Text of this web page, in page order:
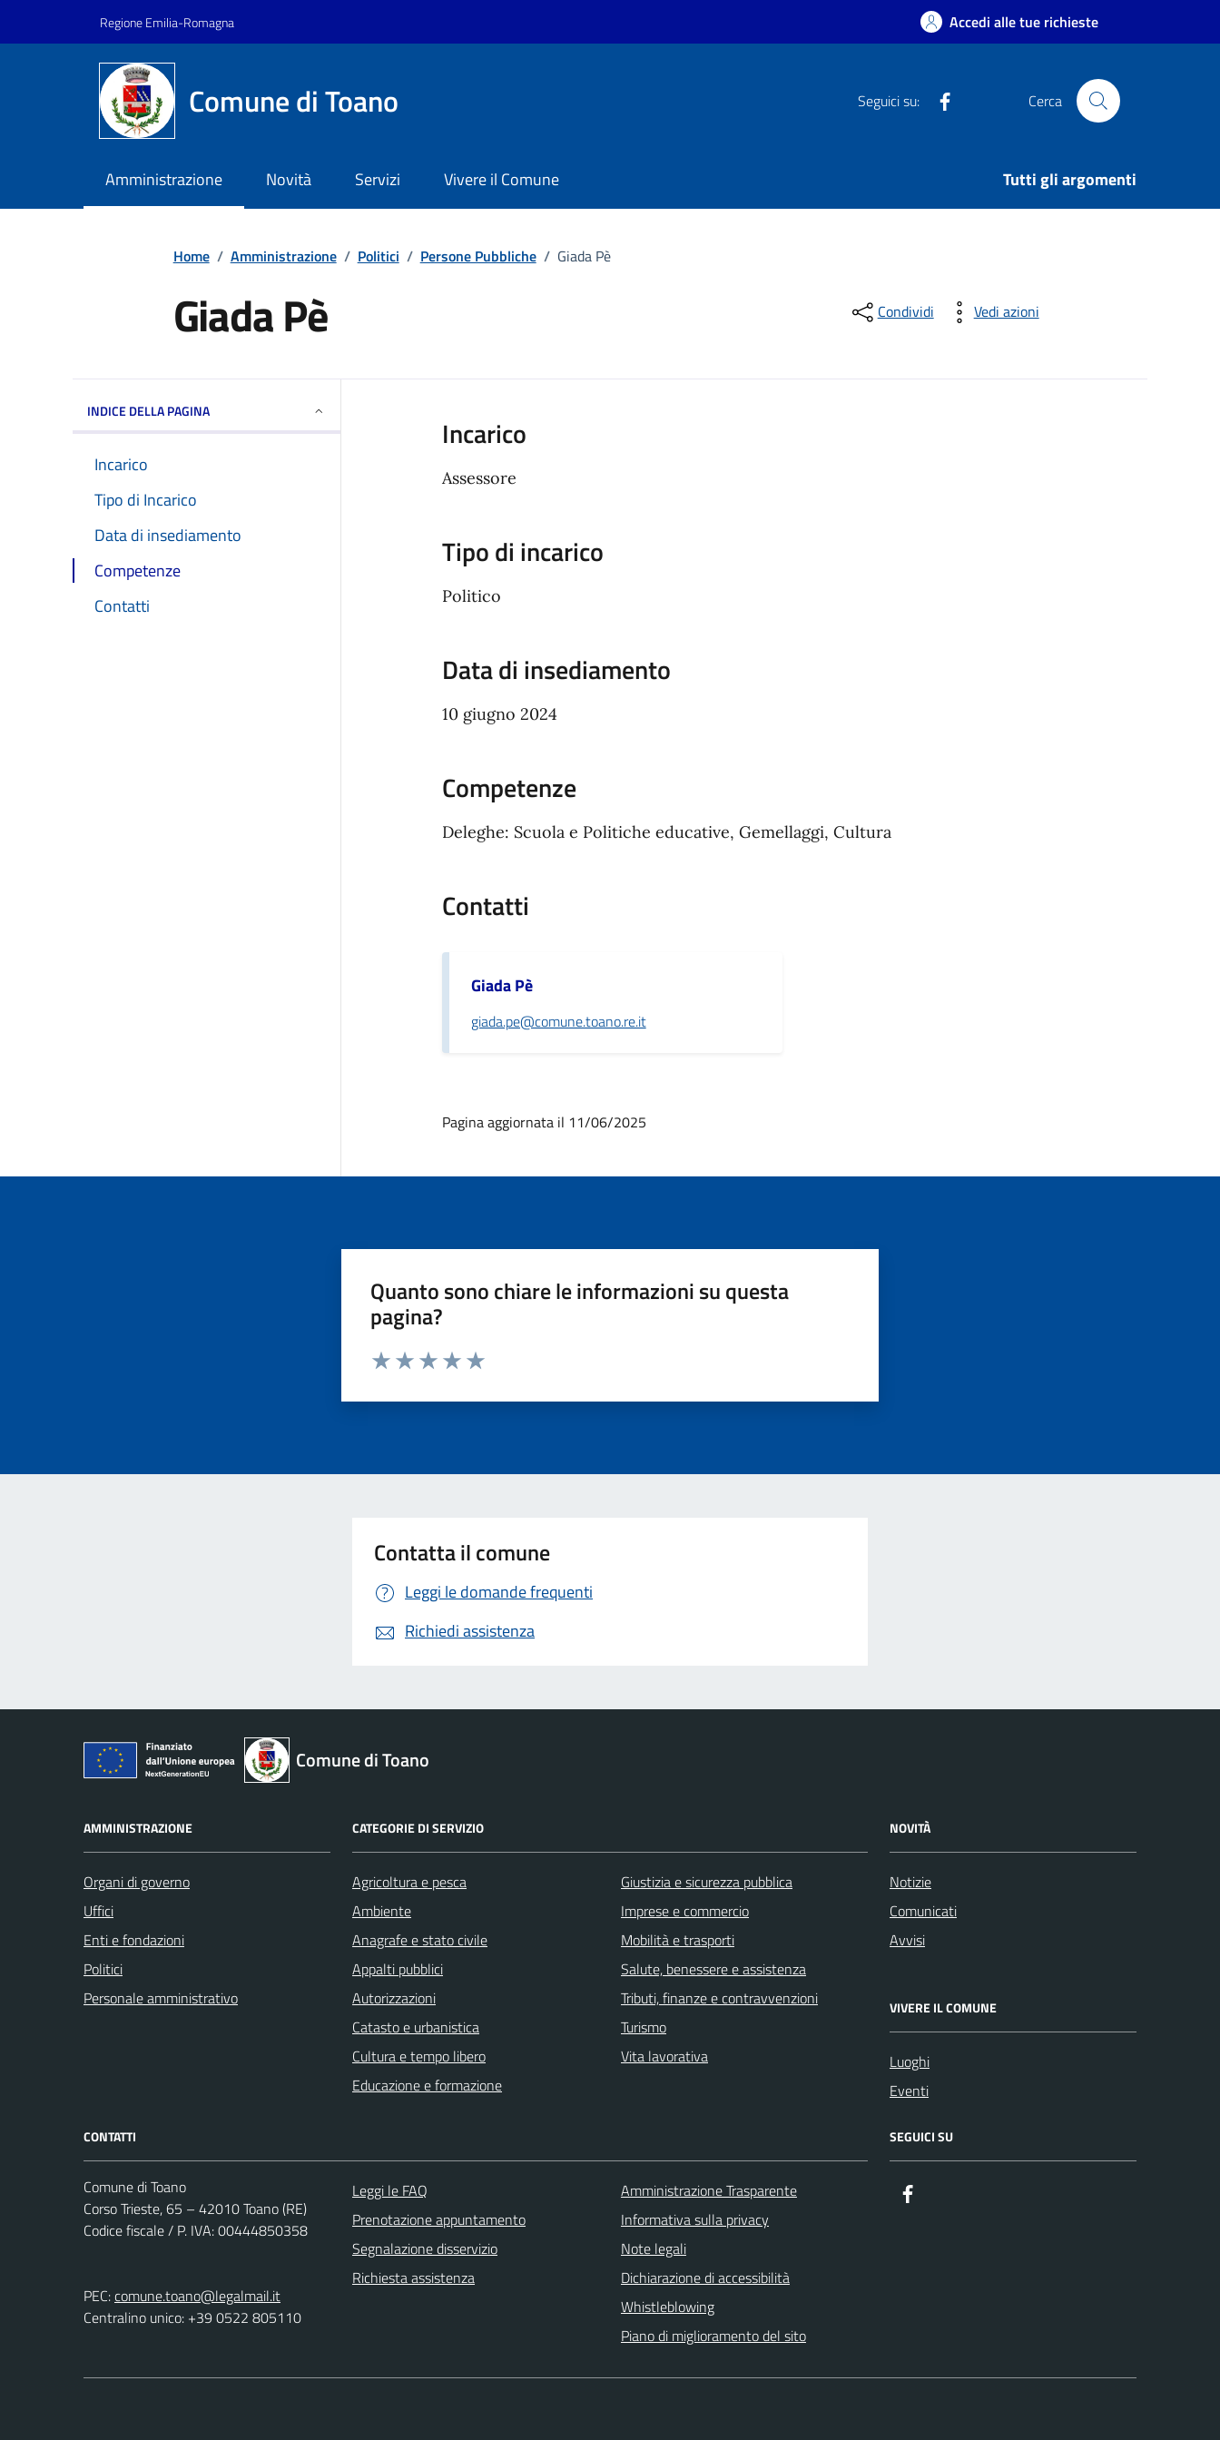
Regione Emilia-Romagna Accedi alle tue richieste
Comune di Toano Seguici su: Cerca
Amministrazione Novità Servizi Vivere il Comune Tutti gli argomenti
Home / Amministrazione / Politici / Persone Pubbliche / Giada Pè
Giada Pè Condividi Vedi azioni
INDICE DELLA PAGINA
Incarico
Tipo di Incarico
Data di insediamento
Competenze
Contatti
Incarico
Assessore
Tipo di incarico
Politico
Data di insediamento
10 giugno 2024
Competenze
Deleghe: Scuola e Politiche educative, Gemellaggi, Cultura
Contatti
Giada Pè
giada.pe@comune.toano.re.it
Pagina aggiornata il 11/06/2025
Quanto sono chiare le informazioni su questa
pagina?
Contatta il comune
Leggi le domande frequenti
Richiedi assistenza
Comune di Toano
AMMINISTRAZIONE
Organi di governo
Uffici
Enti e fondazioni
Politici
Personale amministrativo
CATEGORIE DI SERVIZIO
Agricoltura e pesca
Ambiente
Anagrafe e stato civile
Appalti pubblici
Autorizzazioni
Catasto e urbanistica
Cultura e tempo libero
Educazione e formazione
Giustizia e sicurezza pubblica
Imprese e commercio
Mobilità e trasporti
Salute, benessere e assistenza
Tributi, finanze e contravvenzioni
Turismo
Vita lavorativa
NOVITÀ
Notizie
Comunicati
Avvisi
VIVERE IL COMUNE
Luoghi
Eventi
CONTATTI
Comune di Toano
Corso Trieste, 65 – 42010 Toano (RE)
Codice fiscale / P. IVA: 00444850358
PEC:comune.toano@legalmail.it
Centralino unico: +39 0522 805110
Leggi le FAQ
Prenotazione appuntamento
Segnalazione disservizio
Richiesta assistenza
Amministrazione Trasparente
Informativa sulla privacy
Note legali
Dichiarazione di accessibilità
Whistleblowing
Piano di miglioramento del sito
SEGUICI SU